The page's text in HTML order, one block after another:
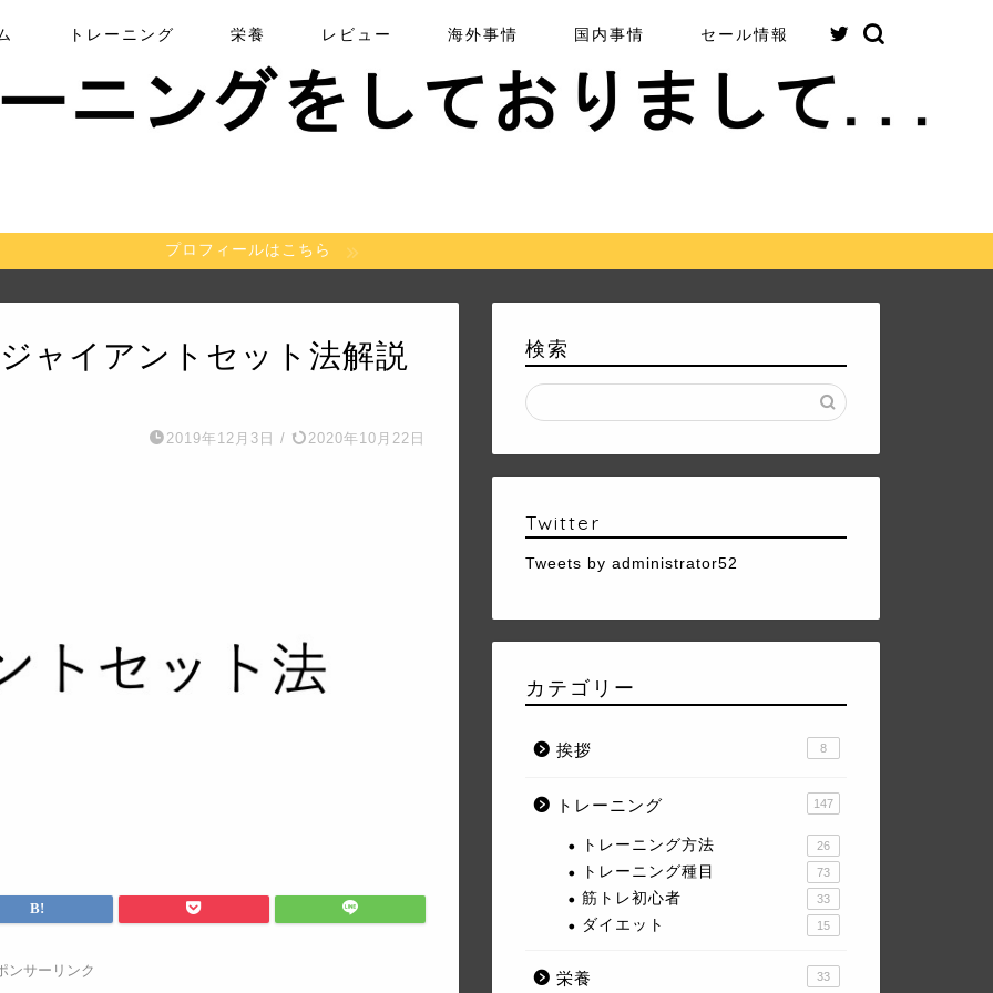
トレーニング 栄養 レビュー 海外事情 国内事情 セール情報
プロフィールはこちら
ャイアントセット法解説
2019年12月3日 / 2020年10月22日
ンサーリンク
検索
Twitter
Tweets by administrator52
カテゴリー
挨拶 8
トレーニング 147
トレーニング方法 26
トレーニング種目 73
筋トレ初心者 33
ダイエット 15
栄養 33